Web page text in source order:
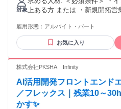
対象上ある方 または ・新規開拓営業の経験が1年以上ある方 ＜歓
（入力操作が不自由なく出来
なくてもOK） ・コミュニケーションツール（Slack)の使用に
抵抗のない方 ・顧客対応にお
ーズを引き出すことが得意な
きたい方 ▼この仕事で身につくスキル ・ヒアリング力／課題
発見力 ・再現性のあるトーク
スの基礎～応用スキル
雇用形態： アルバイト・パート
お気に入り
株式会社PKSHA Infinity
AI活用開発フロントエンド
／フレックス｜残業10～
かす✨